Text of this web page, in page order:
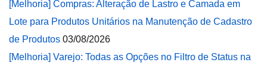
[Melhoria] Compras: Alteração de Lastro e Camada em
Lote para Produtos Unitários na Manutenção de Cadastro
de Produtos 03/08/2026
[Melhoria] Varejo: Todas as Opções no Filtro de Status na